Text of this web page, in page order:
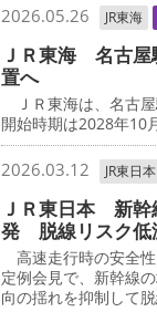
2026.05.26 JR東海
ＪＲ東海 名古
置へ
ＪＲ東海は、名古
開始時期は2028年10
2026.03.12 JR東日本
ＪＲ東日本 新幹
発 脱線リスク低
高速走行時の安全
定例会見で、新幹線
向の揺れを抑制して